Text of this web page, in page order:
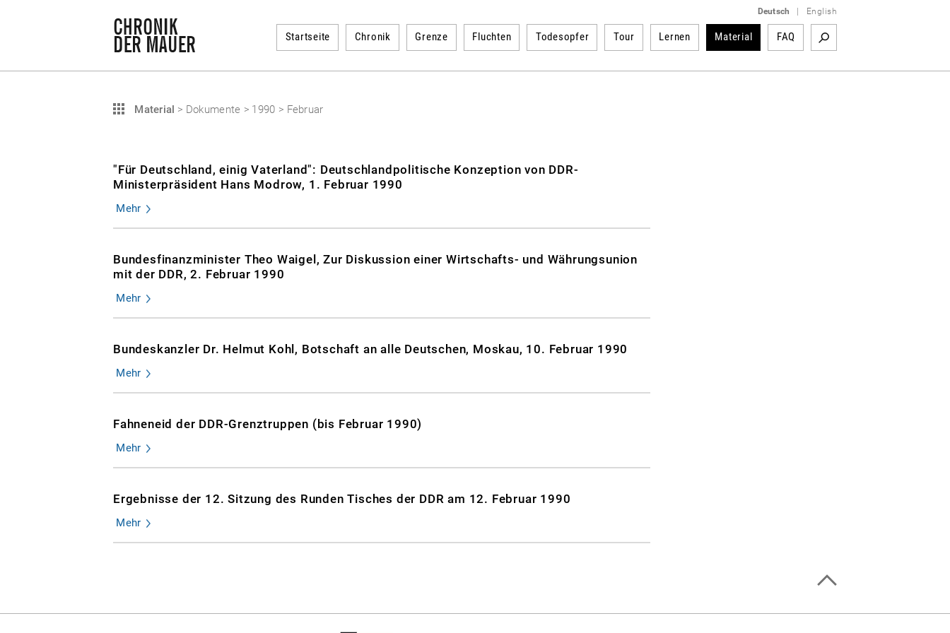
Deutsch English
Startseite Chronik Grenze Fluchten Todesopfer Tour Lernen Material FAQ
Material > Dokumente > 1990 > Februar
"Für Deutschland, einig Vaterland": Deutschlandpolitische Konzeption von DDR-
Ministerpräsident Hans Modrow, 1. Februar 1990
Mehr
Bundesfinanzminister Theo Waigel, Zur Diskussion einer Wirtschafts- und Währungsunion
mit der DDR, 2. Februar 1990
Mehr
Bundeskanzler Dr. Helmut Kohl, Botschaft an alle Deutschen, Moskau, 10. Februar 1990
Mehr
Fahneneid der DDR-Grenztruppen (bis Februar 1990)
Mehr
Ergebnisse der 12. Sitzung des Runden Tisches der DDR am 12. Februar 1990
Mehr